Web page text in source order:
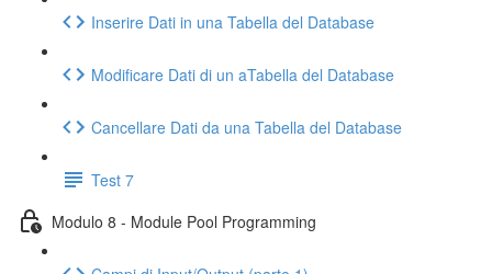
Inserire Dati in una Tabella del Database
Modificare Dati di un aTabella del Database
Cancellare Dati da una Tabella del Database
Test 7
Modulo 8 - Module Pool Programming